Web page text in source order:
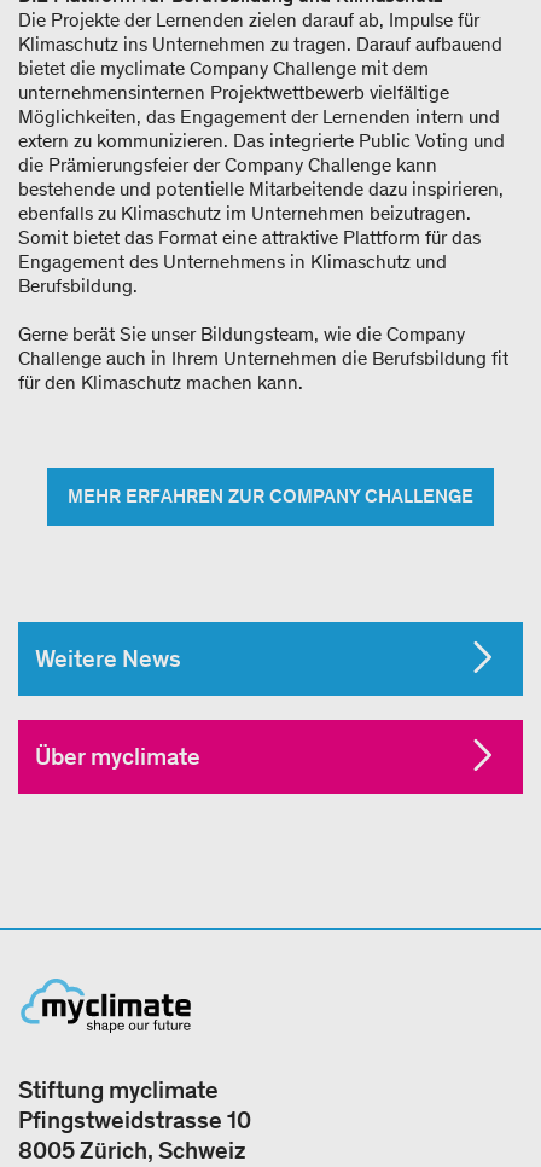
Die Projekte der Lernenden zielen darauf ab, Impulse für
Klimaschutz ins Unternehmen zu tragen. Darauf aufbauend
bietet die myclimate Company Challenge mit dem
unternehmensinternen Projektwettbewerb vielfältige
Möglichkeiten, das Engagement der Lernenden intern und
extern zu kommunizieren. Das integrierte Public Voting und
die Prämierungsfeier der Company Challenge kann
bestehende und potentielle Mitarbeitende dazu inspirieren,
ebenfalls zu Klimaschutz im Unternehmen beizutragen.
Somit bietet das Format eine attraktive Plattform für das
Engagement des Unternehmens in Klimaschutz und
Berufsbildung.
Gerne berät Sie unser Bildungsteam, wie die Company
Challenge auch in Ihrem Unternehmen die Berufsbildung fit
für den Klimaschutz machen kann.
MEHR ERFAHREN ZUR COMPANY CHALLENGE
Weitere News
Über myclimate
Stiftung myclimate
Pfingstweidstrasse 10
8005 Zürich, Schweiz